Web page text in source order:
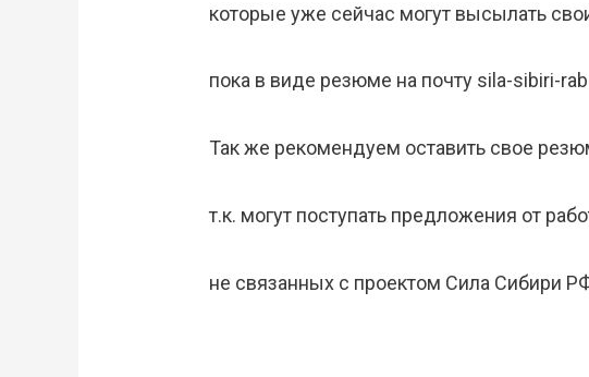
которые уже сейчас могут высылать
пока в виде резюме на почту sila-sibiri-
Так же рекомендуем оставить свое
т.к. могут поступать предложения от
не связанных с проектом Сила Сибири